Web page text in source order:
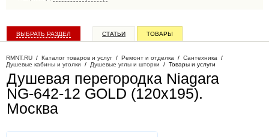
ВЫБРАТЬ РАЗДЕЛ СТАТЬИ ТОВАРЫ
RMNT.RU / Каталог товаров и услуг / Ремонт и отделка / Сантехника /
Душевые кабины и уголки / Душевые углы и шторки / Товары и услуги
Душевая перегородка Niagara
NG-642-12 GOLD (120x195).
Москва